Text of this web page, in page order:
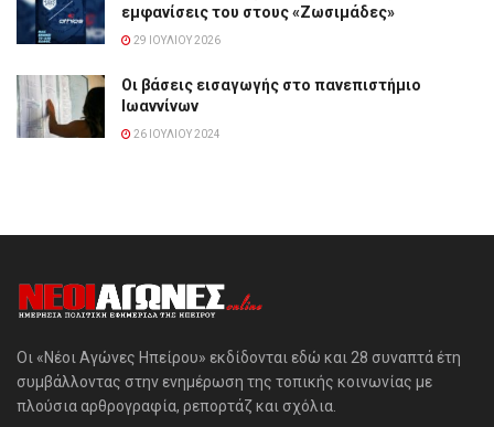
εμφανίσεις του στους «Ζωσιμάδες»
29 ΙΟΥΛΊΟΥ 2026
Οι βάσεις εισαγωγής στο πανεπιστήμιο
Ιωαννίνων
26 ΙΟΥΛΊΟΥ 2024
Οι «Νέοι Αγώνες Ηπείρου» εκδίδονται εδώ και 28 συναπτά έτη
συμβάλλοντας στην ενημέρωση της τοπικής κοινωνίας με
πλούσια αρθρογραφία, ρεπορτάζ και σχόλια.